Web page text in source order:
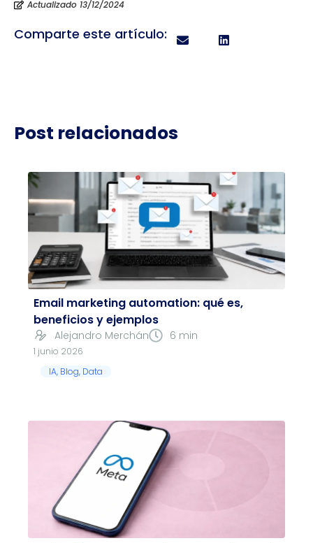
Actualizado 13/12/2024
Comparte este artículo:
Post relacionados
Email marketing automation: qué es,
beneficios y ejemplos
Alejandro Merchán 6 min
1 junio 2026
IA, Blog, Data